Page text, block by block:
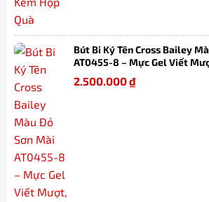
Bút Bi Ký Tên Cross Bailey
AT0455-8 – Mực Gel Viết
Dàng, Kèm Hộp Quà
2.500.000₫